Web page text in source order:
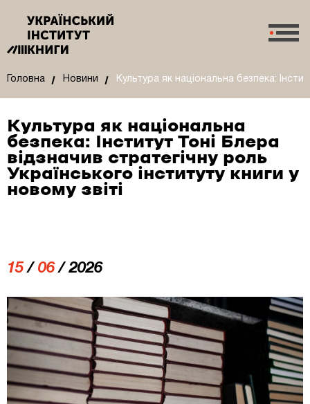
Головна Новини Культура як національна безпека:
Культура як національна
безпека: Інститут Тоні Блера
відзначив стратегічну роль
Українського інституту книги у
новому звіті
15 / 06/ 2026